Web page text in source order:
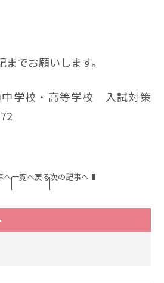
でお願いします。
中学校・高等学校 入試対策
へ一覧へ戻る次の記事へ